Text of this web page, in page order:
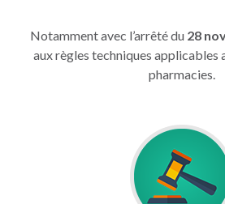
Notamment avec l’arrêté du 28
aux règles techniques applicables
pharmacies.